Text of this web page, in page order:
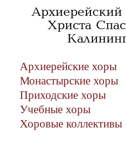
Архиерейский
Христа
Архиерейские хоры
Монастырские хоры
Приходские хоры
Учебные хоры
Хоровые коллективы